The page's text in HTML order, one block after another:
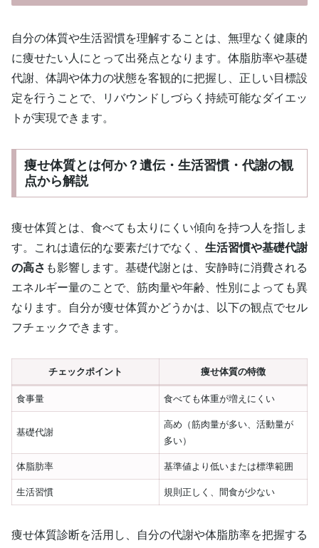
自分の体質や生活習慣を理解することは、無理なく健康的
に痩せたい人にとって出発点となります。体脂肪率や基礎
代謝、体調や体力の状態を客観的に把握し、正しい目標設
定を行うことで、リバウンドしづらく持続可能なダイエッ
トが実現できます。
痩せ体質とは何か？遺伝・生活習慣・代謝の観
点から解説
痩せ体質とは、食べても太りにくい傾向を持つ人を指しま
す。これは遺伝的な要素だけでなく、 生活習慣や基礎代謝
の高さ も影響します。基礎代謝とは、安静時に消費される
エネルギー量のことで、筋肉量や年齢、性別によっても異
なります。自分が痩せ体質かどうかは、以下の観点でセル
フチェックできます。
チェックポイント 痩せ体質の特徴
食事量 食べても体重が増えにくい
基礎代謝
高め（筋肉量が多い、活動量が
多い）
体脂肪率 基準値より低いまたは標準範囲
生活習慣 規則正しく、間食が少ない
痩せ体質診断を活用し、自分の代謝や体脂肪率を把握する